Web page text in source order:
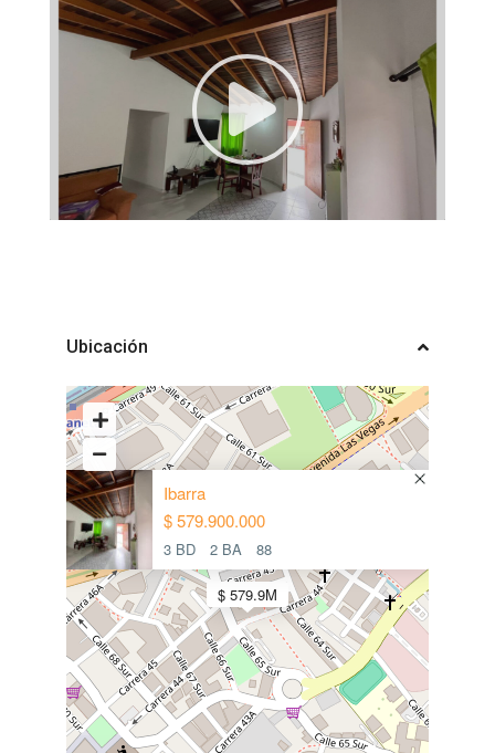
Ubicación
$ 579.9M
Ibarra
$ 579.900.000
3 BD 2 BA 88